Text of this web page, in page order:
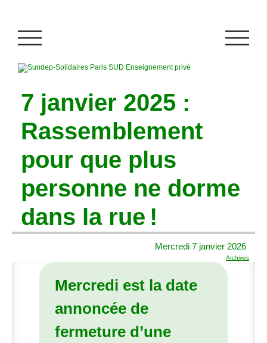
7 janvier 2025 :
Rassemblement
pour que plus
personne ne dorme
dans la rue !
Mercredi 7 janvier 2026
Archives
Mercredi est la date
annoncée de
fermeture d’une